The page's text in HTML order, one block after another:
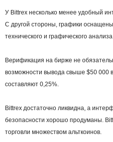
У Bittrex несколько менее удобный
С другой стороны, графики
технического и графического
Верификация на бирже не
возможности вывода свыше $50 000
составляют 0,25%.
Bittrex достаточно ликвидна, а
безопасности хорошо продуманы.
торговли множеством альткоинов.